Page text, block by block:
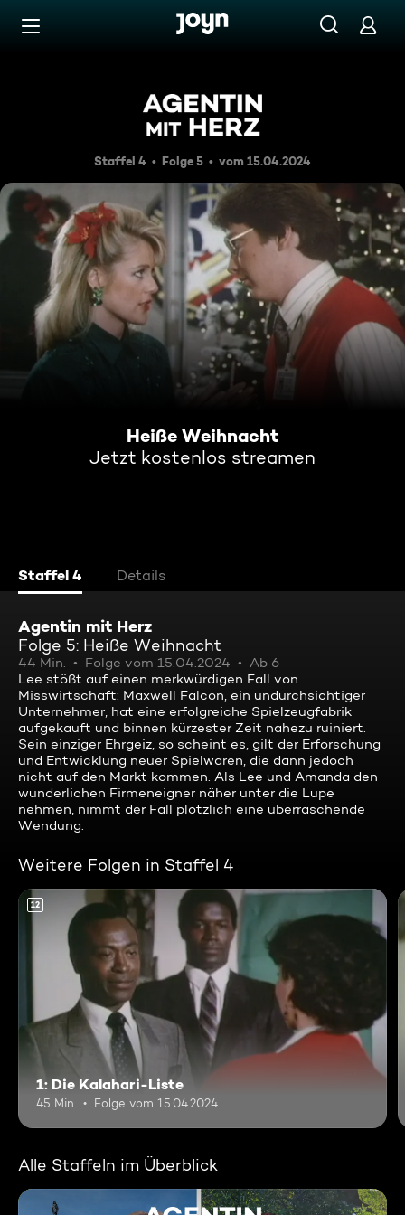
Zum Inhalt springen
Heiße Weihnacht
Staffel 4 Folge 5 vom 15.04.2024
Heiße Weihnacht
Jetzt kostenlos streamen
Staffel 4 Details
Agentin mit Herz
Folge 5: Heiße Weihnacht
44 Min. Folge vom 15.04.2024
Ab 6
Lee stößt auf einen merkwürdigen Fall von
Misswirtschaft: Maxwell Falcon, ein undurchsichtiger
Unternehmer, hat eine erfolgreiche Spielzeugfabrik
aufgekauft und binnen kürzester Zeit nahezu ruiniert.
Sein einziger Ehrgeiz, so scheint es, gilt der Erforschung
und Entwicklung neuer Spielwaren, die dann jedoch
nicht auf den Markt kommen. Als Lee und Amanda den
wunderlichen Firmeneigner näher unter die Lupe
nehmen, nimmt der Fall plötzlich eine überraschende
Wendung.
Weitere Folgen in Staffel 4
12
1: Die Kalahari-Liste
45 Min. Folge vom 15.04.2024
Alle Staffeln im Überblick